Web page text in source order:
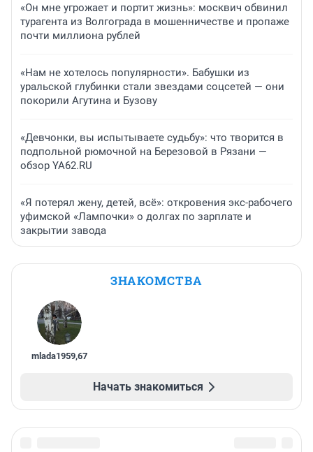
«Он мне угрожает и портит жизнь»: москвич обвинил
турагента из Волгограда в мошенничестве и пропаже
почти миллиона рублей
«Нам не хотелось популярности». Бабушки из
уральской глубинки стали звездами соцсетей — они
покорили Агутина и Бузову
«Девчонки, вы испытываете судьбу»: что творится в
подпольной рюмочной на Березовой в Рязани —
обзор YA62.RU
«Я потерял жену, детей, всё»: откровения экс-рабочего
уфимской «Лампочки» о долгах по зарплате и
закрытии завода
ЗНАКОМСТВА
mlada1959,67
Начать знакомиться